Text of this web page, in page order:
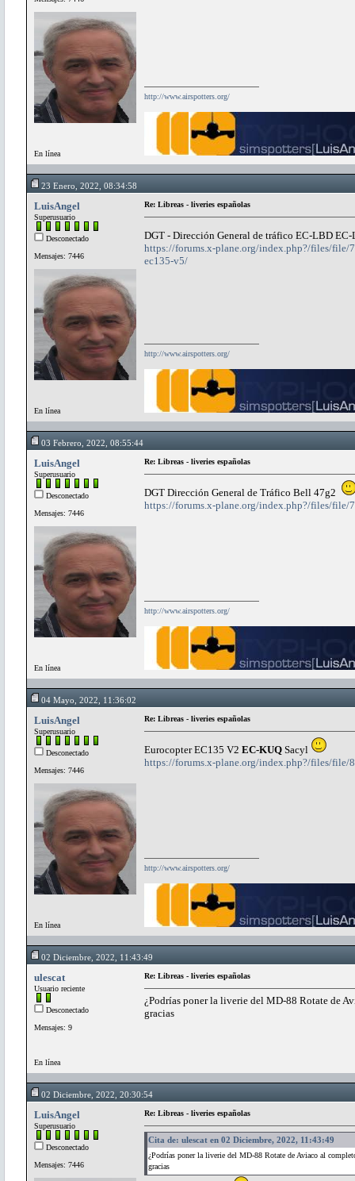
En línea
http://www.airspotters.org/
23 Enero, 2022, 08:34:58
LuisAngel
Superusuario
Desconectado
Mensajes: 7446
En línea
Re: Libreas - liveries españolas
DGT - Dirección General de tráfico EC-LBD
https://forums.x-plane.org/index.php?/files/file/
ec135-v5/
http://www.airspotters.org/
03 Febrero, 2022, 08:55:44
LuisAngel
Superusuario
Desconectado
Mensajes: 7446
En línea
Re: Libreas - liveries españolas
DGT Dirección General de Tráfico Bell 47g2
https://forums.x-plane.org/index.php?/files/file/
http://www.airspotters.org/
04 Mayo, 2022, 11:36:02
LuisAngel
Superusuario
Desconectado
Mensajes: 7446
En línea
Re: Libreas - liveries españolas
Eurocopter EC135 V2 EC-KUQ Sacyl
https://forums.x-plane.org/index.php?/files/file/
http://www.airspotters.org/
02 Diciembre, 2022, 11:43:49
ulescat
Usuario reciente
Desconectado
Mensajes: 9
En línea
Re: Libreas - liveries españolas
¿Podrías poner la liverie del MD-88 Rotate de
gracias
02 Diciembre, 2022, 20:30:54
LuisAngel
Superusuario
Desconectado
Mensajes: 7446
Re: Libreas - liveries españolas
Cita de: ulescat en 02 Diciembre, 2022, 11:43:49
¿Podrías poner la liverie del MD-88 Rotate de Aviaco al
gracias